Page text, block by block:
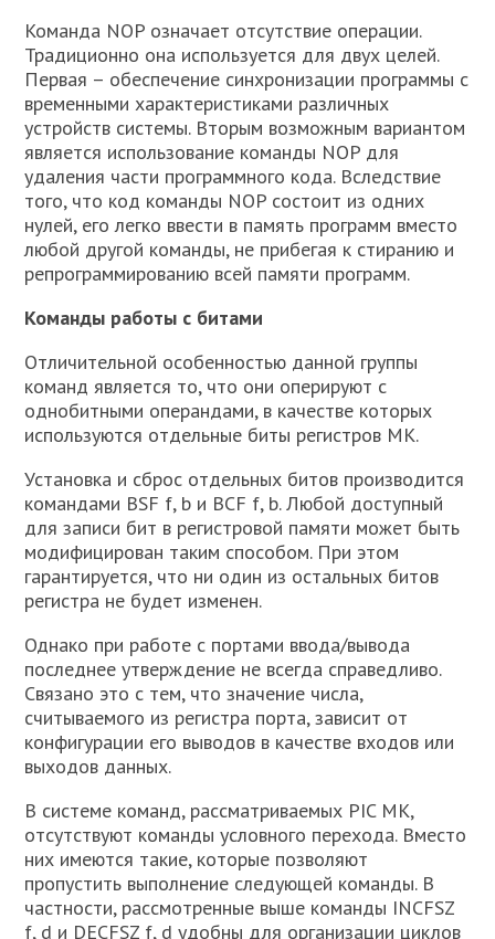
Команда NOP означает отсутствие операции.
Традиционно она используется для двух целей.
Первая – обеспечение синхронизации программы с
временными характеристиками различных
устройств системы. Вторым возможным вариантом
является использование команды NOP для
удаления части программного кода. Вследствие
того, что код команды NOP состоит из одних
нулей, его легко ввести в память программ вместо
любой другой команды, не прибегая к стиранию и
репрограммированию всей памяти программ.
Команды работы с битами
Отличительной особенностью данной группы
команд является то, что они оперируют с
однобитными операндами, в качестве которых
используются отдельные биты регистров МК.
Установка и сброс отдельных битов производится
командами BSF f, b и BCF f, b. Любой доступный
для записи бит в регистровой памяти может быть
модифицирован таким способом. При этом
гарантируется, что ни один из остальных битов
регистра не будет изменен.
Однако при работе с портами ввода/вывода
последнее утверждение не всегда справедливо.
Связано это с тем, что значение числа,
считываемого из регистра порта, зависит от
конфигурации его выводов в качестве входов или
выходов данных.
В системе команд, рассматриваемых PIC МК,
отсутствуют команды условного перехода. Вместо
них имеются такие, которые позволяют
пропустить выполнение следующей команды. В
частности, рассмотренные выше команды INCFSZ
f, d и DECFSZ f, d удобны для организации циклов